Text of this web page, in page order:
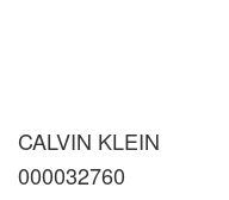
CALVIN KLEIN
000032760